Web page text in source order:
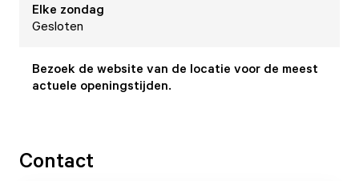
Elke zondag
Gesloten
Bezoek de website van de locatie voor de meest
actuele openingstijden.
Contact